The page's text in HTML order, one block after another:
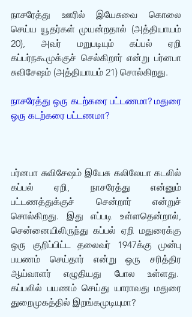
நாசரேத்து ஊரில் இயேசுவை கொலை
செய்ய யூதர்கள் முயன்றதால் (அத்தியாயம்
20), அவர் மறுபடியும் கப்பல் ஏறி
கப்பர்நகூமுக்குச் செல்கிறார் என்று பர்னபா
சுவிசேஷம் (அத்தியாயம் 21) சொல்கிறது.
நாசரேத்து ஒரு கடற்கரை பட்டணமா? மதுரை
ஒரு கடற்கரை பட்டணமா?
பர்னபா சுவிசேஷம் இயேசு கலிலேயா கடலில்
கப்பல் ஏறி, நாசரேத்து என்னும்
பட்டணத்துக்குச் சென்றார் என்றுச்
சொல்கிறது. இது எப்படி உள்ளதென்றால்,
சென்னையிலிருந்து கப்பல் ஏறி மதுரைக்கு
ஒரு குறிப்பிட்ட தலைவர் 1947க்கு முன்பு
பயணம் செய்தார் என்று ஒரு சரித்திர
ஆய்வாளர் எழுதியது போல உள்ளது.
கப்பலில் பயணம் செய்து யாராவது மதுரை
துறைமுகத்தில் இறங்கமுடியுமா?